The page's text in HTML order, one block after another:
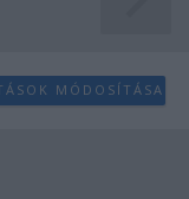
MÓDOSÍTÁSA